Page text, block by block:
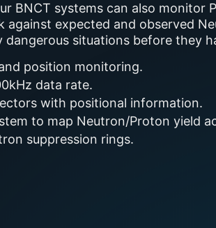
BNCT systems can also monitor
against expected and observed
situations before they
position monitoring.
data rate.
with positional information.
to map Neutron/Proton yield
suppression rings.